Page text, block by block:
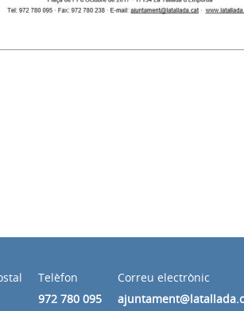
Telèfon
972 780 095
Correu electrònic